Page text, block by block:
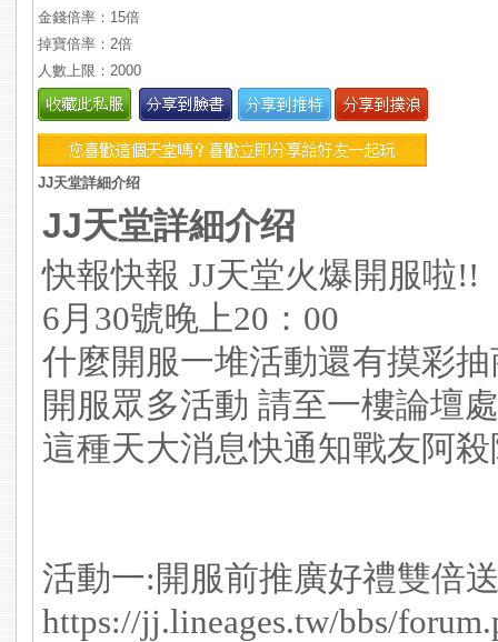
金錢倍率：15倍
掉寶倍率：2倍
人數上限：2000
JJ天堂詳細介绍
JJ天堂詳細介绍
快報️快報 JJ天堂火爆開服啦!!
6月30號晚上20：00
什麼開服一堆活動還有摸彩
開服眾多活動 請至一樓論壇處
這種天大消息快通知戰友阿殺
活動一:開服前推廣好禮雙倍
https://jj.lineages.tw/bbs/